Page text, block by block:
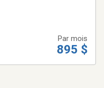
Par mois
895 $